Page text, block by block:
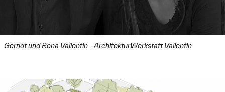
Gernot und Rena Vallentin - ArchitekturWerkstatt Vallentin